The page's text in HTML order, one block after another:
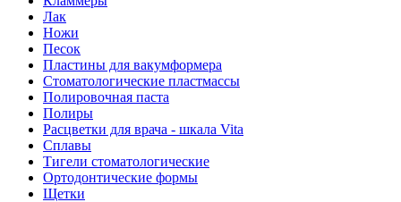
Лак
Ножи
Песок
Пластины для вакумформера
Стоматологические пластмассы
Полировочная паста
Полиры
Расцветки для врача - шкала Vita
Сплавы
Тигели стоматологические
Ортодонтические формы
Щетки